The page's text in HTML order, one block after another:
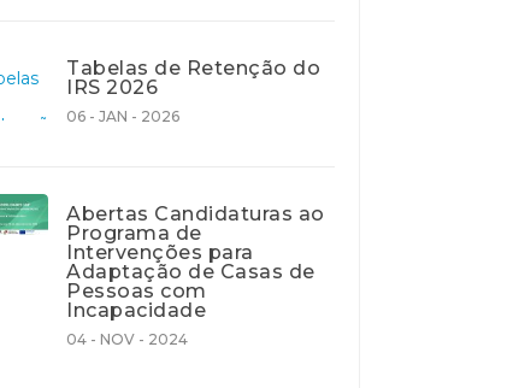
Tabelas de Retenção do
IRS 2026
06 - JAN - 2026
Abertas Candidaturas ao
Programa de
Intervenções para
Adaptação de Casas de
Pessoas com
Incapacidade
04 - NOV - 2024